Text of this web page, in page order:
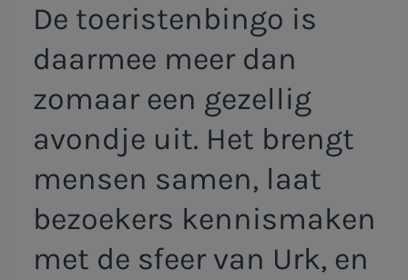
De toeristenbingo is
daarmee meer dan
zomaar een gezellig
avondje uit. Het brengt
mensen samen, laat
bezoekers kennismaken
met de sfeer van Urk, en